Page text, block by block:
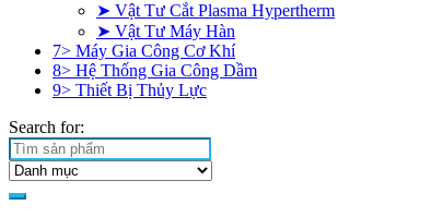
➤ Vật Tư Cắt Plasma Hypertherm
➤ Vật Tư Máy Hàn
7> Máy Gia Công Cơ Khí
8> Hệ Thống Gia Công Dầm
9> Thiết Bị Thủy Lực
Search for: